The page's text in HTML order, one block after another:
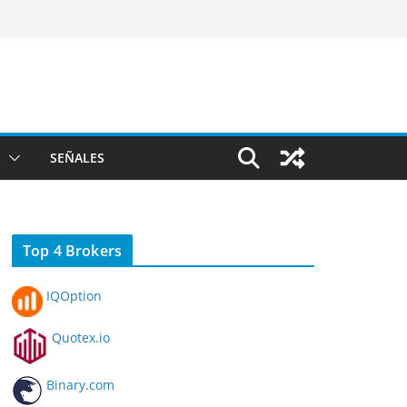
SEÑALES
Top 4 Brokers
IQOption
Quotex.io
Binary.com